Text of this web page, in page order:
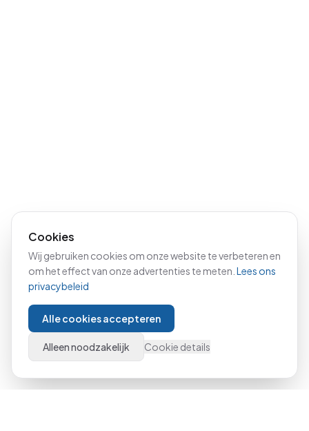
Cookies
Wij gebruiken cookies om onze website te verbeteren en
om het effect van onze advertenties te meten. Lees ons
privacybeleid
Alle cookies accepteren
Alleen noodzakelijk Cookie details